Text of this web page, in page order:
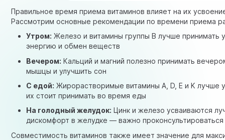
Правильное время приема витаминов влияет на их
Рассмотрим основные рекомендации по времени приема
Утром: Железо и витамины группы B лучше принимать
энергию и обмен веществ
Вечером: Кальций и магний полезно принимать
мышцы и улучшить сон
С едой: Жирорастворимые витамины A, D, E и K лучше
их стоит принимать во время еды
На голодный желудок: Цинк и железо усваиваются
дискомфорт в желудке — важно
Совместимость витаминов также имеет значение для